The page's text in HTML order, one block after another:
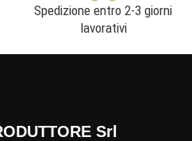
Spedizione entro 2-3 giorni
lavorativi
Srl